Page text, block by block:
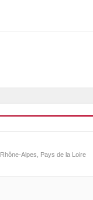
Alpes, Pays de la Loire